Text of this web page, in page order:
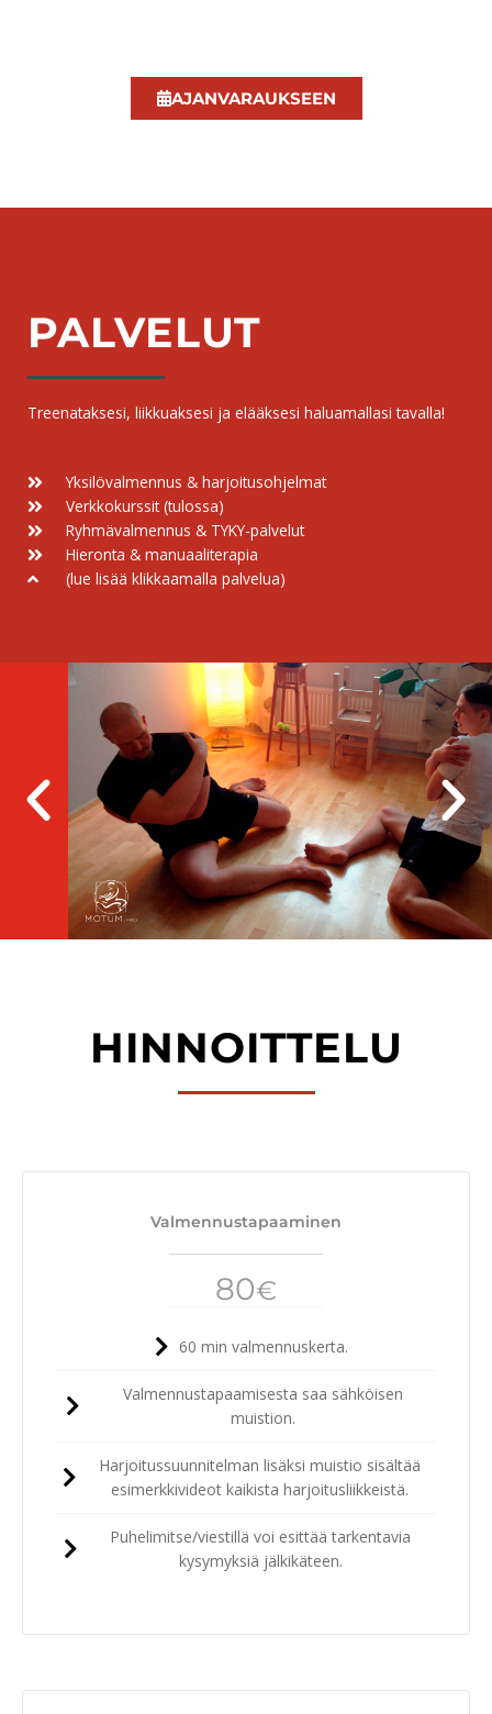
AJANVARAUKSEEN
PALVELUT
Treenataksesi, liikkuaksesi ja elääksesi haluamallasi tavalla!
Yksilövalmennus & harjoitusohjelmat
Verkkokurssit (tulossa)
Ryhmävalmennus & TYKY-palvelut
Hieronta & manuaaliterapia
(lue lisää klikkaamalla palvelua)
HINNOITTELU
Valmennustapaaminen
80€
60 min valmennuskerta.
Valmennustapaamisesta saa sähköisen
muistion.
Harjoitussuunnitelman lisäksi muistio sisältää
esimerkkivideot kaikista harjoitusliikkeistä.
Puhelimitse/viestillä voi esittää tarkentavia
kysymyksiä jälkikäteen.